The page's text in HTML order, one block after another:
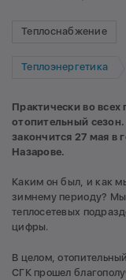
Теплоснабжение
Теплоэнергетика
Практически во
отопительный
закончится 27 мая в
Назарове.
Каким он был, и как
зимнему периоду? Мы
теплосетевых
цифры.
В целом,
СГК прошел